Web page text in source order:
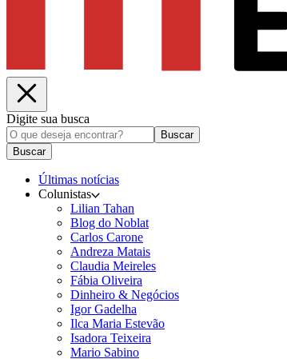
Digite sua busca
Buscar
Buscar
Últimas notícias
Colunistas
Lilian Tahan
Blog do Noblat
Carlos Carone
Andreza Matais
Claudia Meireles
Fábia Oliveira
Dinheiro & Negócios
Igor Gadelha
Ilca Maria Estevão
Isadora Teixeira
Mario Sabino